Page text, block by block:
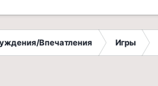
Впечатления Игры